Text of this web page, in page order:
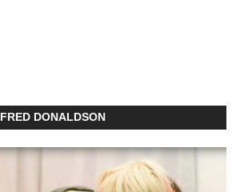
FRED DONALDSON